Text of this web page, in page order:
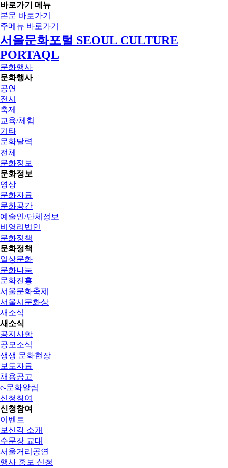
바로가기 메뉴
본문 바로가기
주메뉴 바로가기
서울문화포털 SEOUL CULTURE
PORTAQL
문화행사
문화행사
공연
전시
축제
교육/체험
기타
문화달력
전체
문화정보
문화정보
영상
문화자료
문화공간
예술인/단체정보
비영리법인
문화정책
문화정책
일상문화
문화나눔
문화진흥
서울문화축제
서울시문화상
새소식
새소식
공지사항
공모소식
생생 문화현장
보도자료
채용공고
e-문화알림
신청참여
신청참여
이벤트
보신각 소개
수문장 교대
서울거리공연
행사 홍보 신청